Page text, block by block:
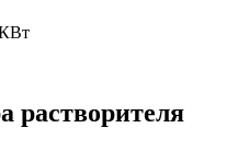
растворителя